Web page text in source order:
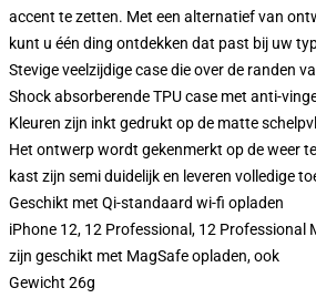
accent te zetten. Met een alternatief van
kunt u één ding ontdekken dat past bij uw
Stevige veelzijdige case die over de randen
Shock absorberende TPU case met anti-
Kleuren zijn inkt gedrukt op de matte
Het ontwerp wordt gekenmerkt op de weer
kast zijn semi duidelijk en leveren volledige
Geschikt met Qi-standaard wi-fi opladen
iPhone 12, 12 Professional, 12 Professional
zijn geschikt met MagSafe opladen, ook
Gewicht 26g